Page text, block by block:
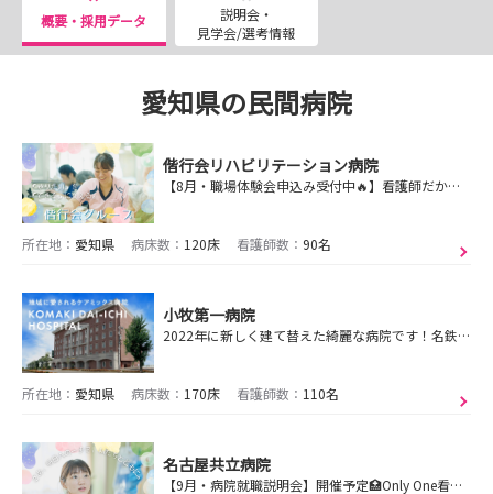
概要・採用データ
説明会・
見学会/選考情報
愛知県の民間病院
偕行会リハビリテーション病院
【8月・職場体験会申込み受付中🔥】看護師だからできる心と身体のリハビリ "ナースリハ” があります🌿患者さんの回復を一緒に喜びあえる瞬間が私たちの宝物です✨
所在地： 愛知県 病床数： 120床 看護師数： 90名
小牧第一病院
2022年に新しく建て替えた綺麗な病院です！名鉄小牧駅より徒歩3分！さらにマイカーの利用も可能とアクセスも便利です。
所在地： 愛知県 病床数： 170床 看護師数： 110名
名古屋共立病院
【9月・病院就職説明会】開催予定🏥Only One看護で“私らしさ”を大切に✨まずはエントリー👆